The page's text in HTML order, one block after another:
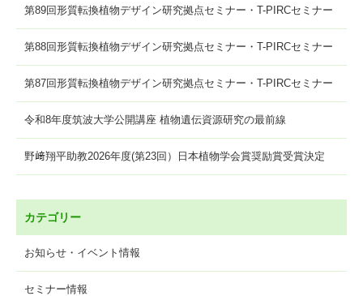
第89回形質転換植物デザイン研究拠点セミナー・T-PIRCセミナー
第88回形質転換植物デザイン研究拠点セミナー・T-PIRCセミナー
第87回形質転換植物デザイン研究拠点セミナー・T-PIRCセミナー
令和8年度筑波大学公開講座 植物遺伝資源研究の最前線
野﨑翔平助教2026年度(第23回）日本植物学会賞奨励賞受賞決定
カテゴリー
お知らせ・イベント情報
セミナー情報